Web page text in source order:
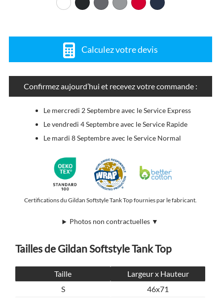
Calculez votre devis
Confirmez aujourd’hui et recevez votre commande :
Le mercredi 2 Septembre avec le Service Express
Le vendredi 4 Septembre avec le Service Rapide
Le mardi 8 Septembre avec le Service Normal
Certifications du Gildan Softstyle Tank Top fournies par le fabricant.
Photos non contractuelles ▼
Tailles de Gildan Softstyle Tank Top
Taille
Largeur x Hauteur
S
46x71